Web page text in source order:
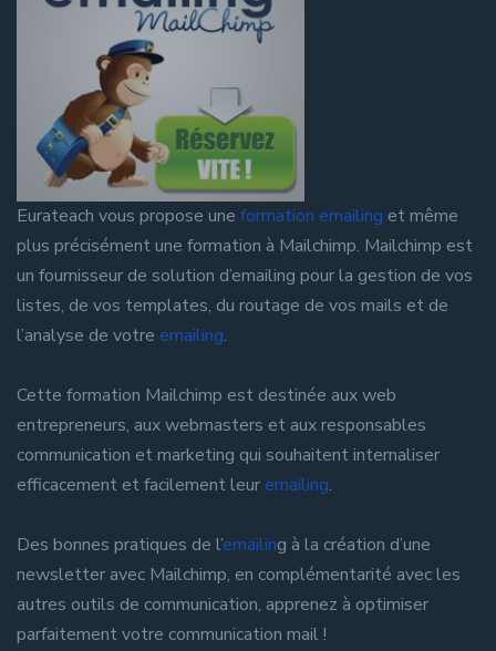
Eurateach vous propose une formation emailing et même
plus précisément une formation à Mailchimp. Mailchimp est
un fournisseur de solution d’emailing pour la gestion de vos
listes, de vos templates, du routage de vos mails et de
l’analyse de votre emailing.
Cette formation Mailchimp est destinée aux web
entrepreneurs, aux webmasters et aux responsables
communication et marketing qui souhaitent internaliser
efficacement et facilement leuremailing.
Des bonnes pratiques de l’emailing à la création d’une
newsletter avec Mailchimp, en complémentarité avec les
autres outils de communication, apprenez à optimiser
parfaitement votre communication mail !